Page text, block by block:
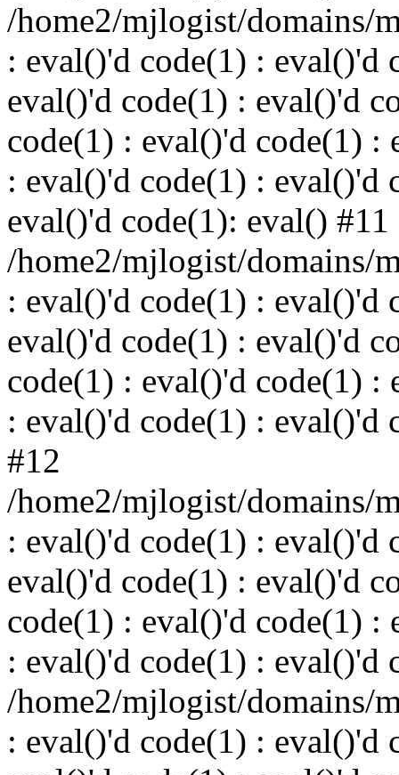
/home2/mjlogist/domains/
: eval()'d code(1) : eval()'d
eval()'d code(1) : eval()'d
code(1) : eval()'d code(1) :
: eval()'d code(1) : eval()'d
eval()'d code(1): eval() #11
/home2/mjlogist/domains/
: eval()'d code(1) : eval()'d
eval()'d code(1) : eval()'d
code(1) : eval()'d code(1) :
: eval()'d code(1) : eval()'d
#12
/home2/mjlogist/domains/
: eval()'d code(1) : eval()'d
eval()'d code(1) : eval()'d
code(1) : eval()'d code(1) :
: eval()'d code(1) : eval()'d
/home2/mjlogist/domains/
: eval()'d code(1) : eval()'d